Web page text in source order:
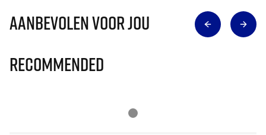
Aanbevolen voor jou
Recommended